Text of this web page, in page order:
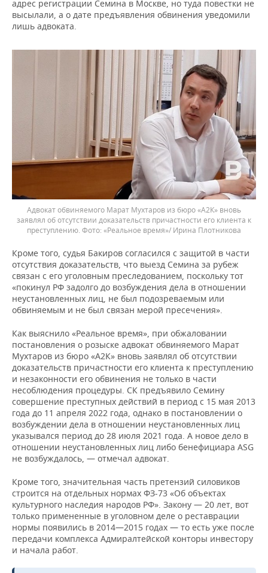
адрес регистрации Семина в Москве, но туда повестки не
высылали, а о дате предъявления обвинения уведомили
лишь адвоката.
Адвокат обвиняемого Марат Мухтаров из бюро «А2К» вновь
заявлял об отсутствии доказательств причастности его клиента к
преступлению. Фото: «Реальное время»/ Ирина Плотникова
Кроме того, судья Бакиров согласился с защитой в части
отсутствия доказательств, что выезд Семина за рубеж
связан с его уголовным преследованием, поскольку тот
«покинул РФ задолго до возбуждения дела в отношении
неустановленных лиц, не был подозреваемым или
обвиняемым и не был связан мерой пресечения».
Как выяснило «Реальное время», при обжаловании
постановления о розыске адвокат обвиняемого Марат
Мухтаров из бюро «А2К» вновь заявлял об отсутствии
доказательств причастности его клиента к преступлению
и незаконности его обвинения не только в части
несоблюдения процедуры. СК предъявило Семину
совершение преступных действий в период с 15 мая 2013
года до 11 апреля 2022 года, однако в постановлении о
возбуждении дела в отношении неустановленных лиц
указывался период до 28 июля 2021 года. А новое дело в
отношении неустановленных лиц либо бенефициара ASG
не возбуждалось, — отмечал адвокат.
Кроме того, значительная часть претензий силовиков
строится на отдельных нормах ФЗ-73 «Об объектах
культурного наследия народов РФ». Закону — 20 лет, вот
только примененные в уголовном деле о реставрации
нормы появились в 2014—2015 годах — то есть уже после
передачи комплекса Адмиралтейской конторы инвестору
и начала работ.